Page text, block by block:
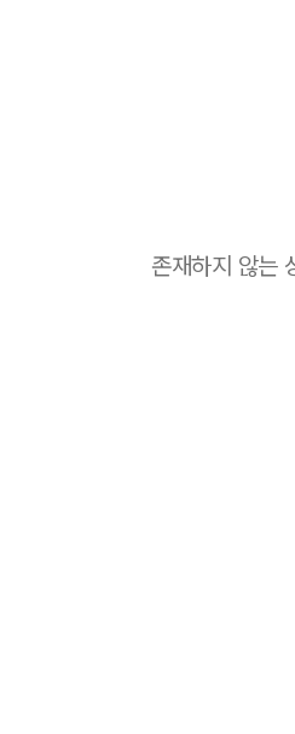
존재하지 않는